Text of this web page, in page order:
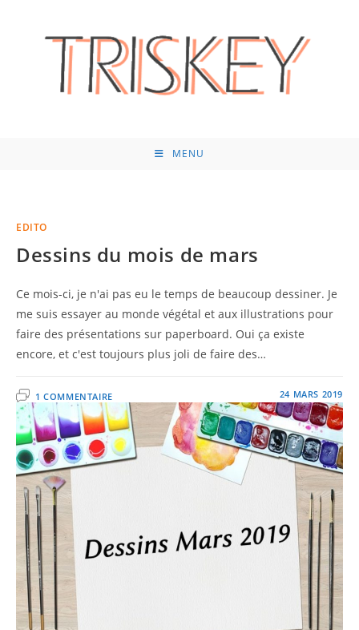
MENU
EDITO
Dessins du mois de mars
Ce mois-ci, je n'ai pas eu le temps de beaucoup dessiner. Je
me suis essayer au monde végétal et aux illustrations pour
faire des présentations sur paperboard. Oui ça existe
encore, et c'est toujours plus joli de faire des…
1 COMMENTAIRE 24 MARS 2019